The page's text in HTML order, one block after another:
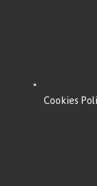
Cookies